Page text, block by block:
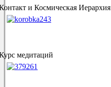
и Космическая Иерархия
медитаций